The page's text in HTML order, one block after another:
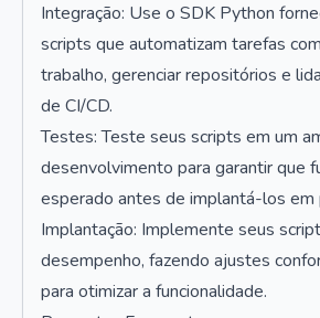
Integração: Use o SDK Python
scripts que automatizam tarefas
trabalho, gerenciar repositórios e
de CI/CD.
Testes: Teste seus scripts em um
desenvolvimento para garantir que
esperado antes de implantá-los em
Implantação: Implemente seus
desempenho, fazendo ajustes
para otimizar a funcionalidade.